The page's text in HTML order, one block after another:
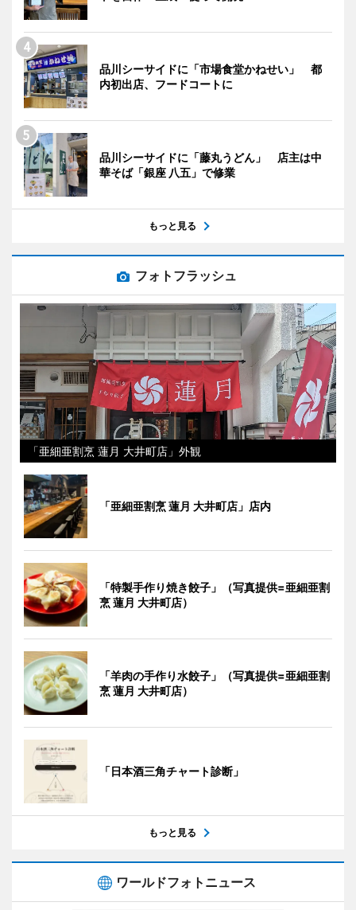
品川シーサイドに「市場食堂かねせい」 都
内初出店、フードコートに
品川シーサイドに「藤丸うどん」 店主は中
華そば「銀座 八五」で修業
もっと見る
フォトフラッシュ
「亜細亜割烹 蓮月 大井町店」外観
「亜細亜割烹 蓮月 大井町店」店内
「特製手作り焼き餃子」（写真提供=亜細亜割
烹 蓮月 大井町店）
「羊肉の手作り水餃子」（写真提供=亜細亜割
烹 蓮月 大井町店）
「日本酒三角チャート診断」
もっと見る
ワールドフォトニュース